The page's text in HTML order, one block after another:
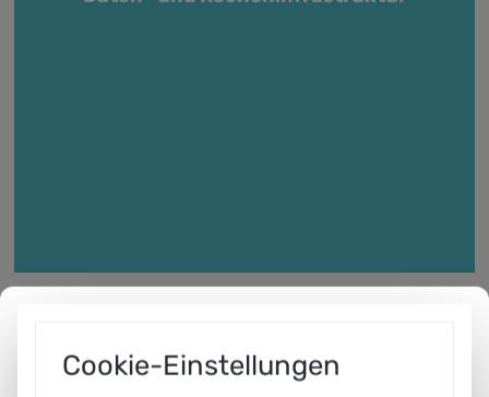
Cookie-Einstellungen